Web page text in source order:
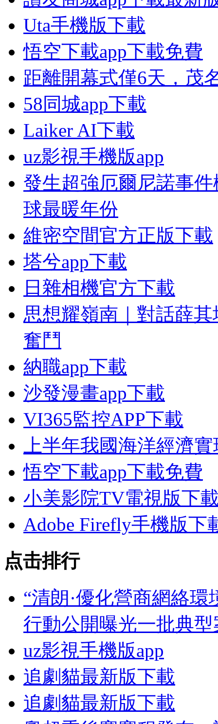
Uta手機版下載
悟空下載app下載免費
距離開幕式僅6天，茂
58同城app下載
Laiker AI下載
uz影視手機版app
發生超強厄爾尼諾事
球最暖年份
維密空間官方正版下載
塔兮app下載
日雜相機官方下載
思想耀嶺南｜對話薛
奮鬥
納職app下載
沙發漫畫app下載
VI365監控APP下載
上半年我國海洋經濟
悟空下載app下載免費
小美影院TV電視版下
Adobe Firefly手機版下
点击排行
“清朗·優化營商網絡
行動公開曝光一批典型
uz影視手機版app
追劇貓最新版下載
追劇貓最新版下載